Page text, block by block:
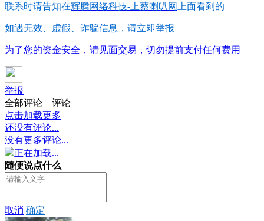
联系时请告知在辉腾网络科技-上蔡喇叭网 上面看到的
如遇无效、虚假、诈骗信息，请立即举报
为了您的资金安全，请见面交易，切勿提前支付任何费用
举报
全部评论
评论
点击加载更多
还没有评论...
没有更多评论...
正在加载...
随便说点什么
取消 确定